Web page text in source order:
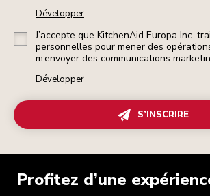
Développer
J’accepte que KitchenAid Europa Inc.
personnelles pour mener des
m’envoyer des communications
Développer
S’INSCRIRE
Profitez d’une